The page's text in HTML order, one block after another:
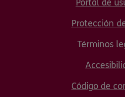
Portal de
Protección
Términos
Código de